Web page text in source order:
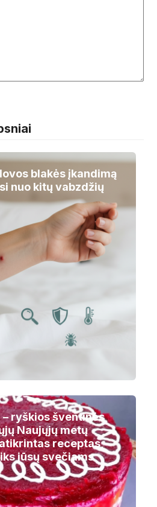
blakės įkandimą
nuo kitų vabzdžių
– ryškios šventinės
Naujųjų metų
receptas,
jūsų svečiams